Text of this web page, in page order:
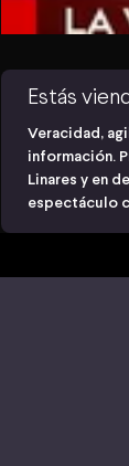
Estás
Veracidad,
información.
Linares y en
espectáculo